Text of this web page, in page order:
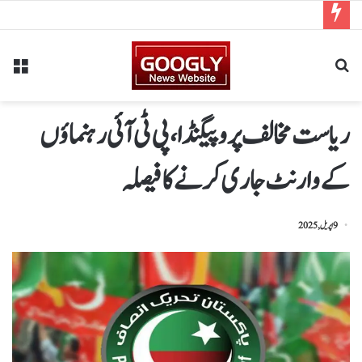
ریاست مخالف پروپیگنڈا،پی ٹی آئی رہنماؤں
کے وارنٹ جاری کرنے کا فیصلہ
9 اپریل, 2025